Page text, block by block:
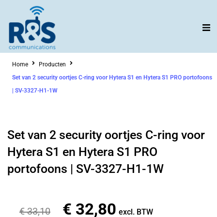
inhoud
Home
Producten
Set van 2 security oortjes C-ring voor Hytera S1 en Hytera S1 PRO portofoons
| SV-3327-H1-1W
Set van 2 security oortjes C-ring voor
Hytera S1 en Hytera S1 PRO
portofoons | SV-3327-H1-1W
€33,10
Oorspronkelijke
€ 32,80 Huidige
excl. BTW